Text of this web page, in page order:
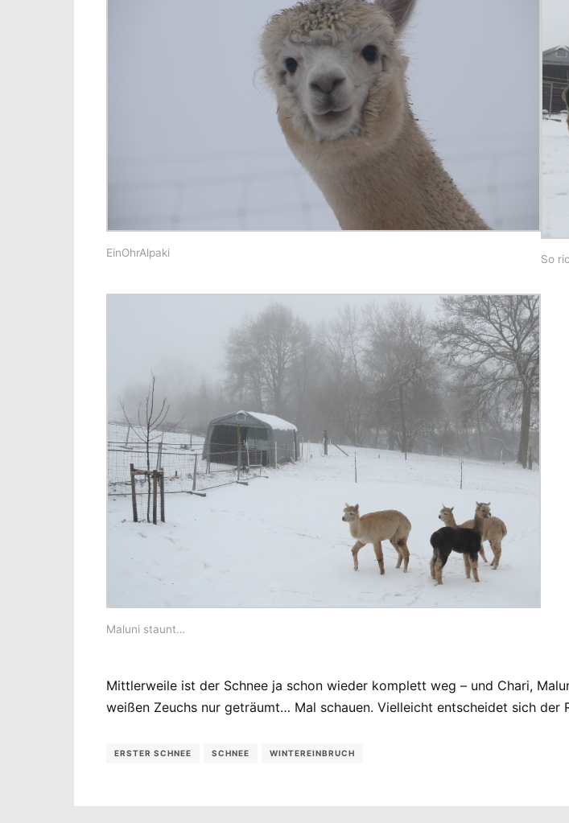
EinOhrAlpaki
So
Maluni staunt…
Mittlerweile ist der Schnee ja schon wieder komplett weg – und Chari,
weißen Zeuchs nur geträumt… Mal schauen. Vielleicht entscheidet sich
ERSTER SCHNEE SCHNEE WINTEREINBRUCH